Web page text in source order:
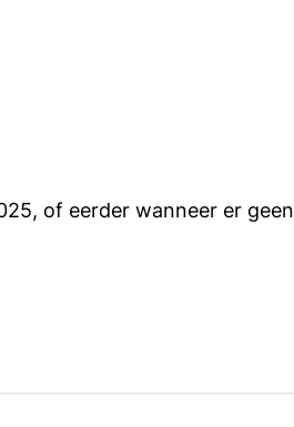
of eerder wanneer er geen